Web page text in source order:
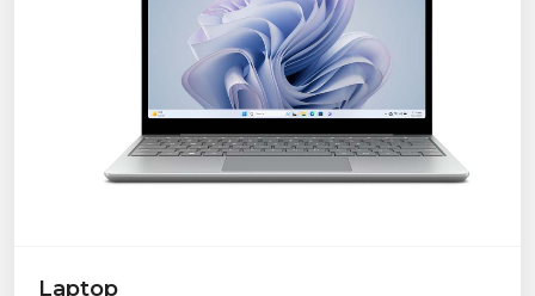
Laptop